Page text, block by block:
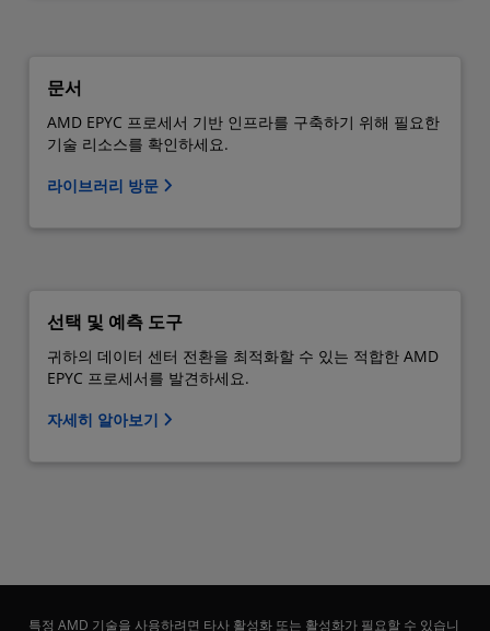
문서
AMD EPYC 프로세서 기반 인프라를 구축하기 위해 필요한
기술 리소스를 확인하세요.
라이브러리 방문
선택 및 예측 도구
귀하의 데이터 센터 전환을 최적화할 수 있는 적합한 AMD
EPYC 프로세서를 발견하세요.
자세히 알아보기
특정 AMD 기술을 사용하려면 타사 활성화 또는 활성화가 필요할 수 있습니